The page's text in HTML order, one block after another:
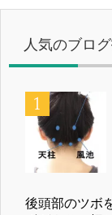
リ
人気のブロ
後頭部のツボ